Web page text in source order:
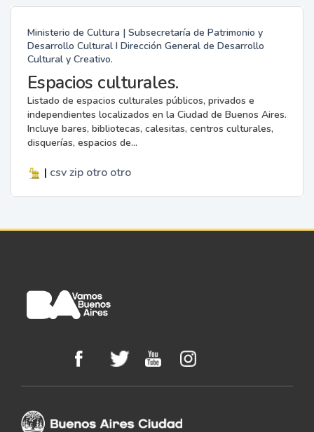
Ministerio de Cultura | Subsecretaría de Patrimonio y
Desarrollo Cultural I Dirección General de Desarrollo
Cultural y Creativo.
Espacios culturales.
Listado de espacios culturales públicos, privados e
independientes localizados en la Ciudad de Buenos Aires.
Incluye bares, bibliotecas, calesitas, centros culturales,
disquerías, espacios de...
| csv zip otro otro